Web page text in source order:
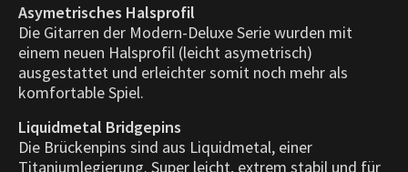
Asymetrisches Halsprofil
Die Gitarren der Modern-Deluxe Serie wurden mit
einem neuen Halsprofil (leicht asymetrisch)
ausgestattet und erleichter somit noch mehr als
komfortable Spiel.
Liquidmetal Bridgepins
Die Brückenpins sind aus Liquidmetal, einer
Titaniumlegierung. Super leicht, extrem stabil und für